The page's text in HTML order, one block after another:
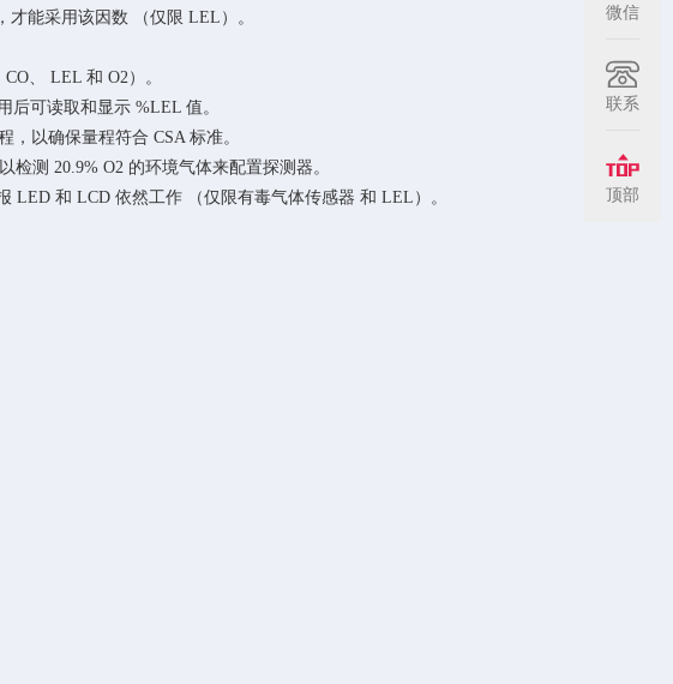
才能采用该因数 （仅限 LEL）。
、 LEL 和 O2）。
后可读取和显示 %LEL 值。
，以确保量程符合 CSA 标准。
检测 20.9% O2 的环境气体来配置探测器。
LED 和 LCD 依然工作 （仅限有毒气体传感器 和 LEL）。
微信
联系
顶部